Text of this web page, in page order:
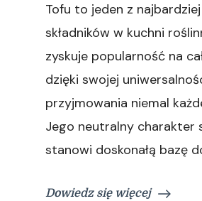
w
–
je
lub
Tofu to jeden z
składników w kuchni
zyskuje popularność na
dzięki swojej
przyjmowania niemal
Jego neutralny charakter
stanowi doskonałą bazę
Dowiedz się więcej